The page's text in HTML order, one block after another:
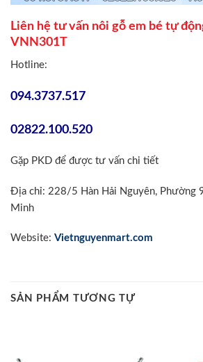
Liên hệ tư vấn nôi gỗ em bé tự
VNN301T
Hotline:
094.3737.517
02822.100.520
Gặp PKD để được tư vấn chi tiết
Địa chỉ: 228/5 Hàn Hải Nguyên, Phường
Minh
Website: Vietnguyenmart.com
SẢN PHẨM TƯƠNG TỰ